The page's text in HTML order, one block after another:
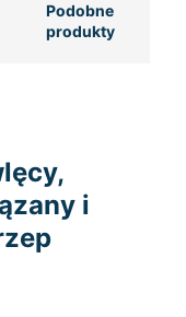
Podobne
produkty
i